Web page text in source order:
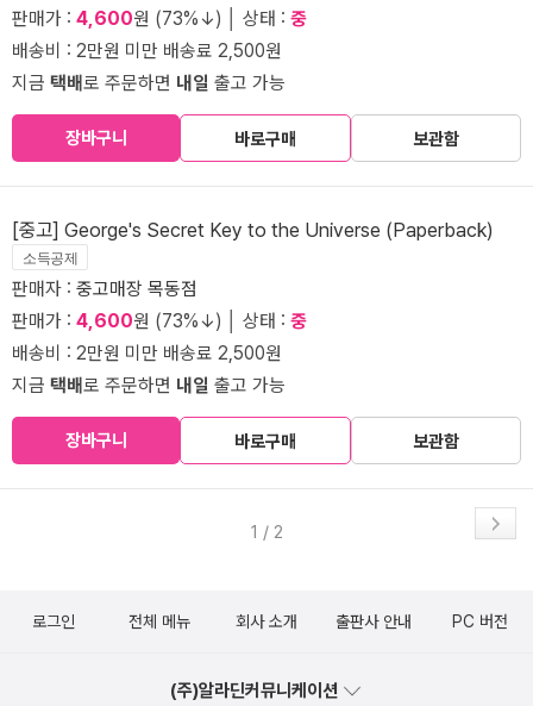
판매가 : 4,600원 (73%↓) │ 상태 : 중
배송비 : 2만원 미만 배송료 2,500원
지금 택배로 주문하면 내일 출고 가능
장바구니 바로구매 보관함
[중고] George's Secret Key to the Universe (Paperback)
소득공제
판매자 : 중고매장 목동점
판매가 : 4,600원 (73%↓) │ 상태 : 중
배송비 : 2만원 미만 배송료 2,500원
지금 택배로 주문하면 내일 출고 가능
장바구니 바로구매 보관함
1 / 2
로그인 전체 메뉴 회사 소개 출판사 안내 PC 버전
(주)알라딘커뮤니케이션